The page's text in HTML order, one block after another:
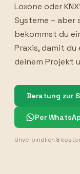
Loxone oder
Systeme – aber
bekommst du
Praxis, damit
deinem Projekt
Beratung zur
Per
Unverbindlich &